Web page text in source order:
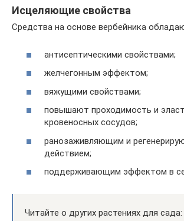
Исцеляющие свойства
Средства на основе вербейника
антисептическими свойствами;
желчегонным эффектом;
вяжущими свойствами;
повышают проходимость и
кровеносных сосудов;
ранозаживляющим и
действием;
поддерживающим эффектом в
Читайте о других растениях для сада: